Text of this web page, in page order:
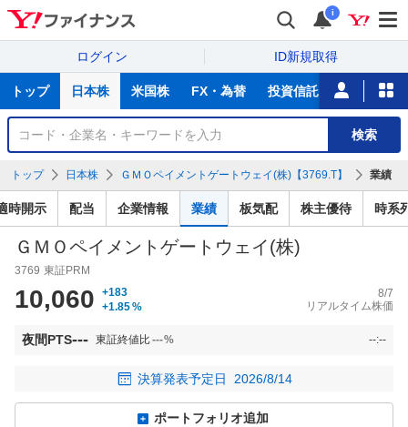
i
ログイン ID新規取得
サ
トップ 日本株 米国株 FX・為替 投資信託 ニュース
銘
検
索
検索
トップ 日本株 ＧＭＯペイメントゲートウェイ(株)【3769.T】 業績
時開示 配当 企業情報 業績 板気配 株主優待 時系
ＧＭＯペイメントゲートウェイ(株)
3769 東証PRM
10,060
+183
+1.85%
8/7
リアルタイム株価
夜間PTS--- 東証終値比---% --:--
決算発表予定日 2026/8/14
ポートフォリオ追加